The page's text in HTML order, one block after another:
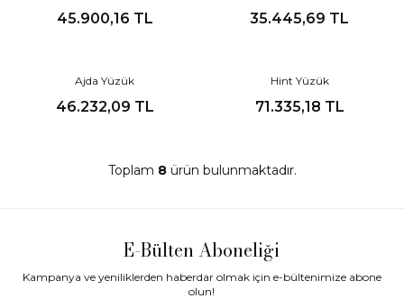
45.900,16 TL 35.445,69 TL
Ajda Yüzük
46.232,09 TL
Hint Yüzük
71.335,18 TL
Toplam 8ürün bulunmaktadır.
E-Bülten Aboneliği
Kampanya ve yeniliklerden haberdar olmak için e-bültenimize abone
olun!